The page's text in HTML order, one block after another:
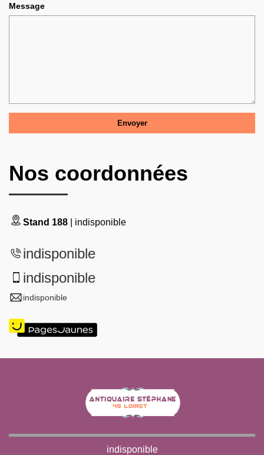
Message
Nos coordonnées
Stand 188 | indisponible
indisponible
indisponible
indisponible
indisponible